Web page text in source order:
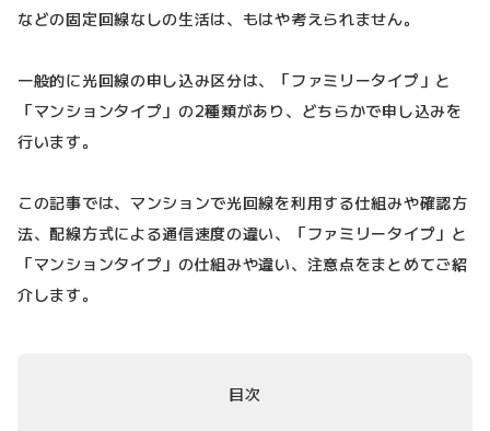
などの固定回線なしの生活は、もはや考えられません。
一般的に光回線の申し込み区分は、「ファミリータイプ」と
「マンションタイプ」の2種類があり、どちらかで申し込みを
行います。
この記事では、マンションで光回線を利用する仕組みや確認方
法、配線方式による通信速度の違い、「ファミリータイプ」と
「マンションタイプ」の仕組みや違い、注意点をまとめてご紹
介します。
目次